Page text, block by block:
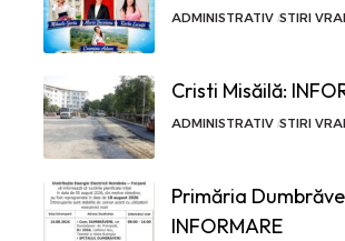
ADMINISTRATIV STIRI
Cristi Misăilă:
ADMINISTRATIV STIRI
Primăria
INFORMARE